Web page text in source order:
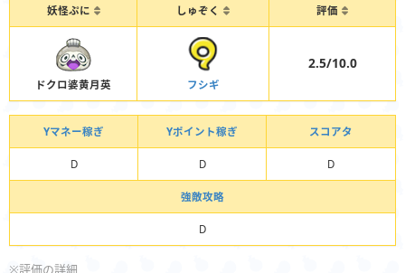
妖怪ぷに しゅぞく 評価
ドクロ婆黄月英 フシギ
2.5/10.0
Yマネー稼ぎ Yポイント稼ぎ スコアタ
D D D
強敵攻略
D
※評価の詳細